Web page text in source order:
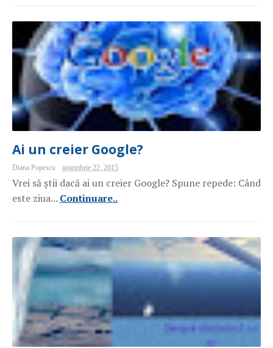
Ai un creier Google?
Diana Popescu noiembrie 22, 2015
Vrei să ştii dacă ai un creier Google? Spune repede: Când
este ziua... Continuare..